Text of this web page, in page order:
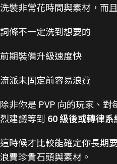
洗裝非常花時間與素材，而
詞條不一定洗到想要的
前期裝備升級速度快
流派未固定前容易浪費
除非你是 PVP 向的玩家、
烈建議等到 60 級後或轉律
這時候才比較能確定你長期
浪費珍貴石頭與素材。